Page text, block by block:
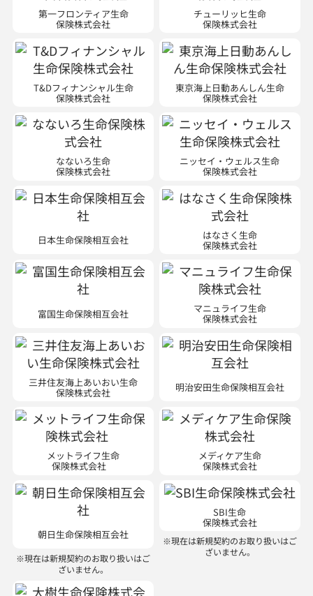
第一フロンティア生命
保険株式会社
チューリッヒ生命
保険株式会社
T&Dフィナンシャル生命
保険株式会社
東京海上日動あんしん生命
保険株式会社
なないろ生命
保険株式会社
ニッセイ・ウェルス生命
保険株式会社
日本生命保険相互会社 はなさく生命
保険株式会社
富国生命保険相互会社 マニュライフ生命
保険株式会社
三井住友海上あいおい生命
保険株式会社 明治安田生命保険相互会社
メットライフ生命
保険株式会社
メディケア生命
保険株式会社
朝日生命保険相互会社
※現在は新規契約のお取り扱いはご
ざいません。
SBI生命
保険株式会社
※現在は新規契約のお取り扱いはご
ざいません。